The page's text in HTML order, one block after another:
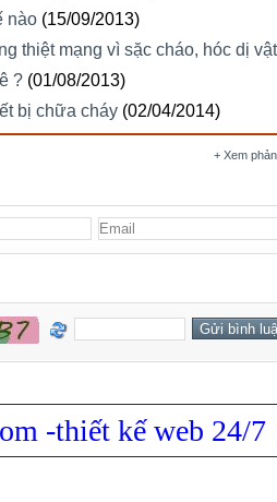
nào (15/09/2013)
thiệt mạng vì sặc cháo, hóc dị vật
? (01/08/2013)
bị chữa cháy (02/04/2014)
+ Xem
-thiết kế web 24/7